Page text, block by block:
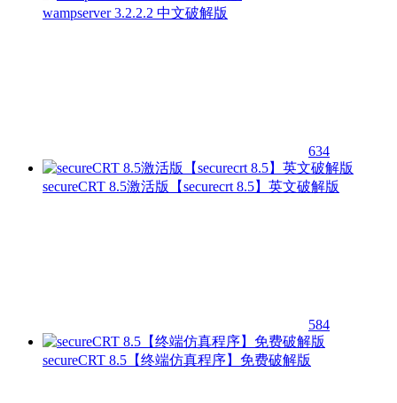
wampserver 3.2.2.2 中文破解版
634
secureCRT 8.5激活版【securecrt 8.5】英文破解版
584
secureCRT 8.5【终端仿真程序】免费破解版